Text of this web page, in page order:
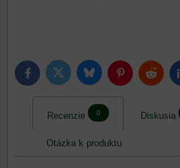
FacebookTwitter BlueskyPinterestReddit
Recenzie 0 Diskusia
Otázka k produktu